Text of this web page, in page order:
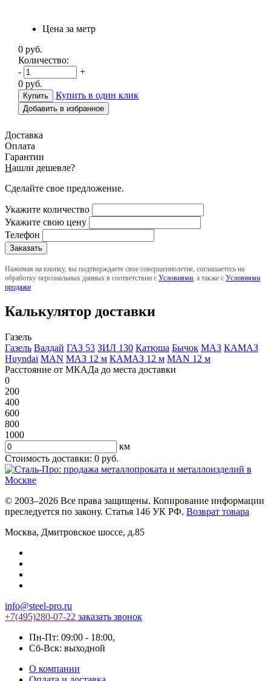
Цена за метр
0 руб.
Количество:
-
+
0 руб.
Купить в один клик
Добавить в избранное
Доставка
Оплата
Гарантии
Нашли дешевле?
Сделайте свое предложение.
Укажите количество
Укажите свою цену
Телефон
Нажимая на кнопку, вы подтверждаете свое совершеннолетие, соглашаетесь на
обработку персональных данных в соответствии с Условиями , а также с Условиями
продажи
Калькулятор доставки
Газель
Газель Валдай ГАЗ 53 ЗИЛ 130 Катюша Бычок МАЗ КАМАЗ
Huyndai MAN МАЗ 12 м КАМАЗ 12 м MAN 12 м
Расстояние от МКАДа до места доставки
0
200
400
600
800
1000
км
Стоимость доставки: 0 руб.
© 2003–2026 Все права защищены. Копирование информации
преследуется по закону. Статья 146 УК РФ. Возврат товара
Москва, Дмитровское шоссе, д.85
info@steel-pro.ru
+7(495)280-07-22 заказать звонок
Пн-Пт: 09:00 - 18:00,
Cб-Вск: выходной
О компании